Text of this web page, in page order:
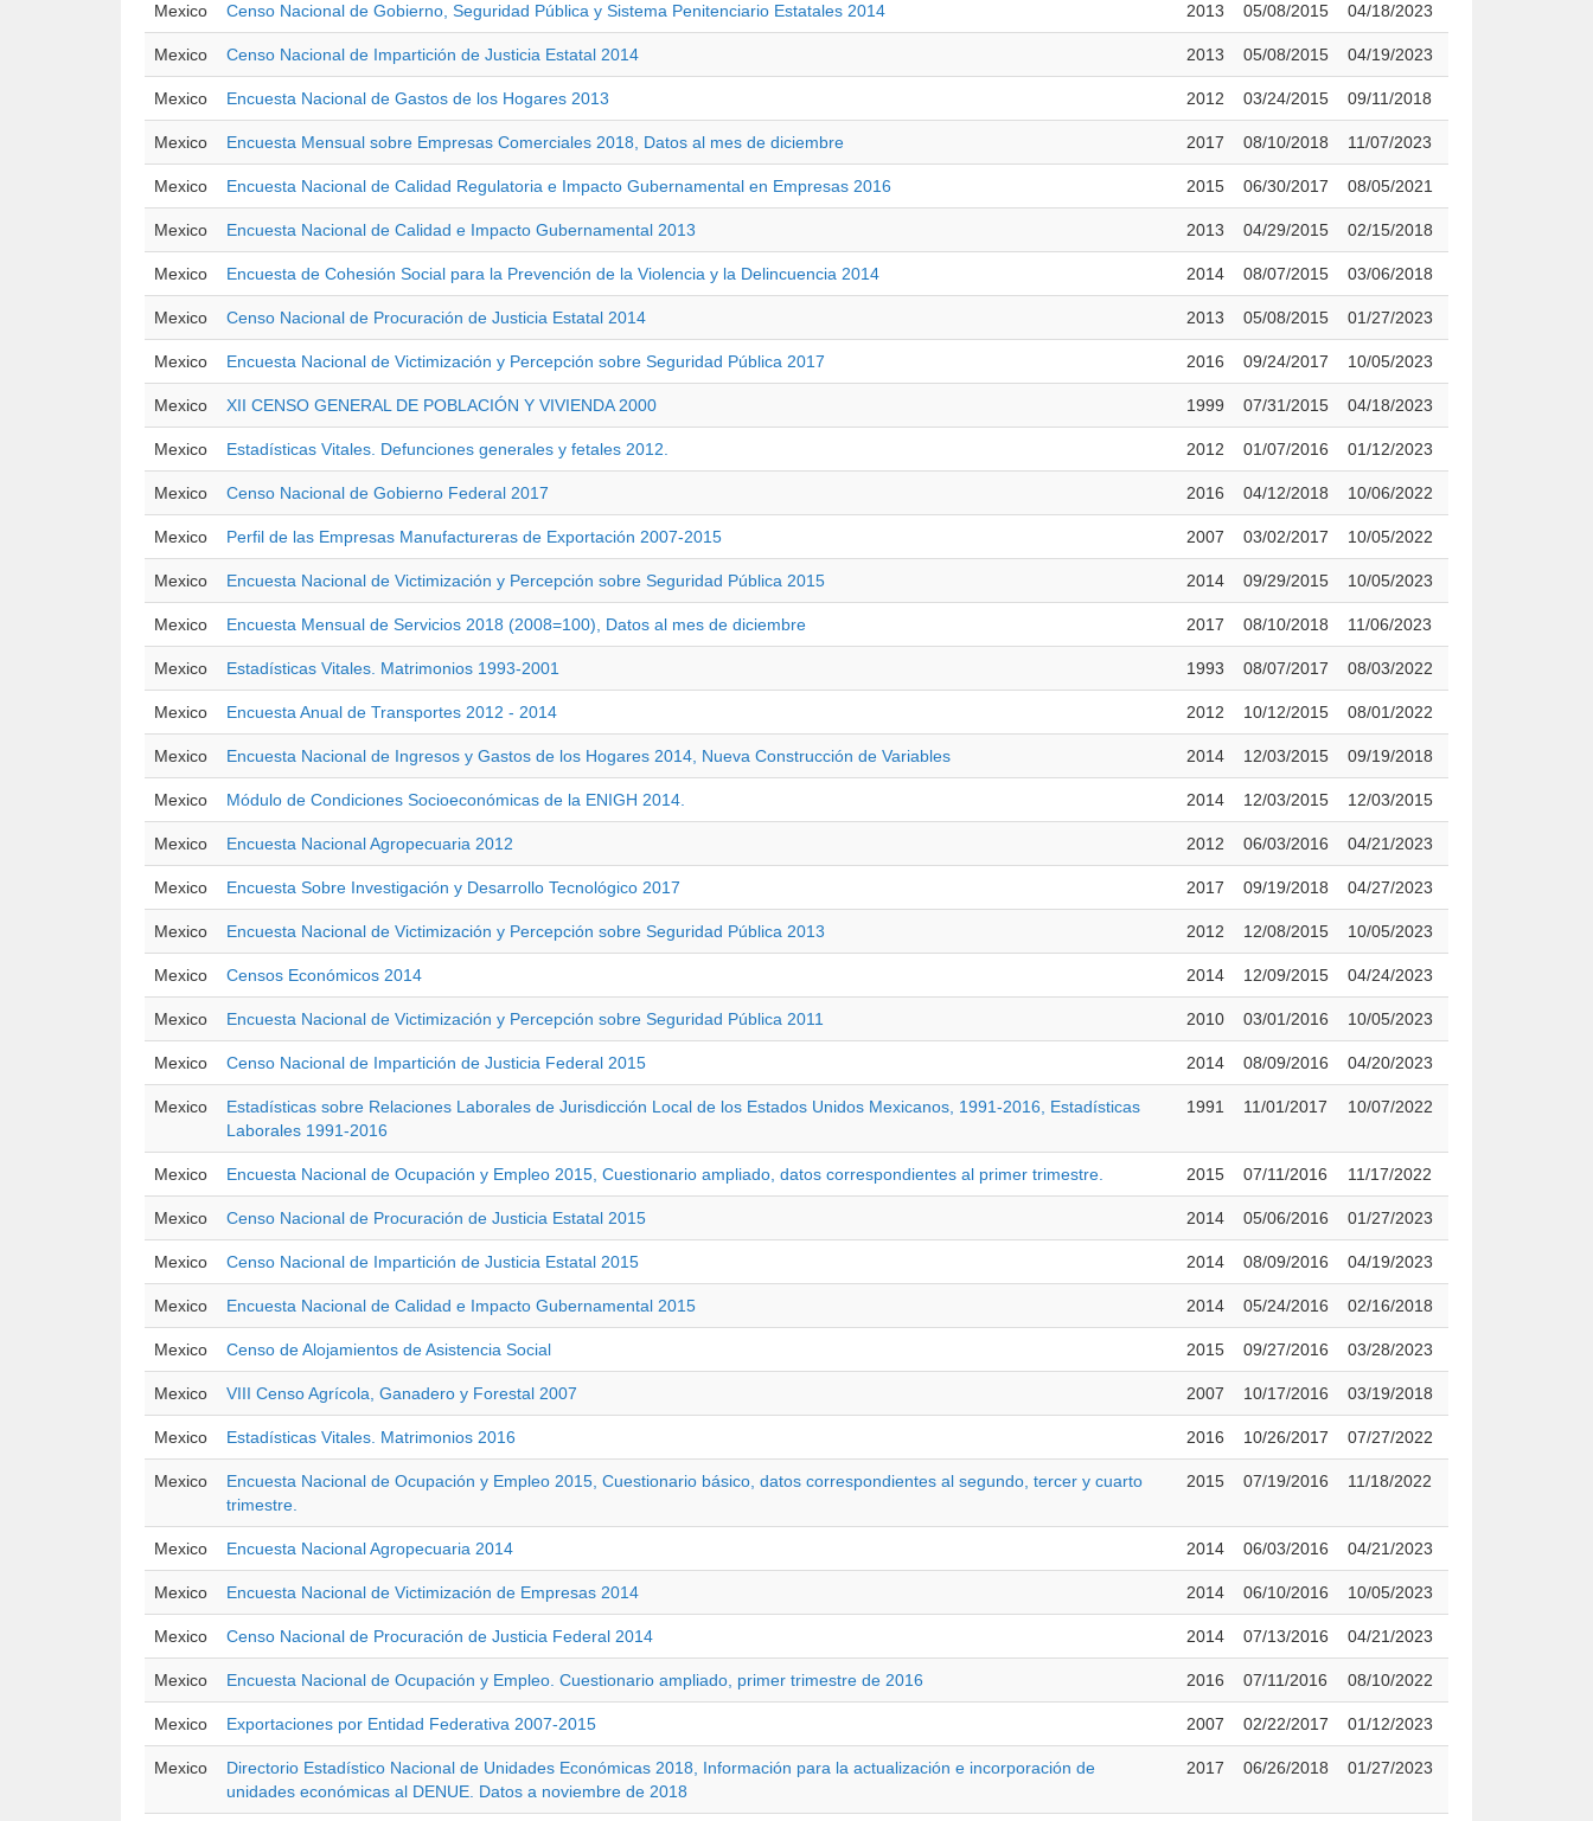
Mexico Censo Nacional de Gobierno, Seguridad Pública y Sistema Penitenciario Estatales 2014 2013 05/08/2015 04/18/2023
Mexico Censo Nacional de Impartición de Justicia Estatal 2014 2013 05/08/2015 04/19/2023
Mexico Encuesta Nacional de Gastos de los Hogares 2013 2012 03/24/2015 09/11/2018
Mexico Encuesta Mensual sobre Empresas Comerciales 2018, Datos al mes de diciembre 2017 08/10/2018 11/07/2023
Mexico Encuesta Nacional de Calidad Regulatoria e Impacto Gubernamental en Empresas 2016 2015 06/30/2017 08/05/2021
Mexico Encuesta Nacional de Calidad e Impacto Gubernamental 2013 2013 04/29/2015 02/15/2018
Mexico Encuesta de Cohesión Social para la Prevención de la Violencia y la Delincuencia 2014 2014 08/07/2015 03/06/2018
Mexico Censo Nacional de Procuración de Justicia Estatal 2014 2013 05/08/2015 01/27/2023
Mexico Encuesta Nacional de Victimización y Percepción sobre Seguridad Pública 2017 2016 09/24/2017 10/05/2023
Mexico XII CENSO GENERAL DE POBLACIÓN Y VIVIENDA 2000 1999 07/31/2015 04/18/2023
Mexico Estadísticas Vitales. Defunciones generales y fetales 2012. 2012 01/07/2016 01/12/2023
Mexico Censo Nacional de Gobierno Federal 2017 2016 04/12/2018 10/06/2022
Mexico Perfil de las Empresas Manufactureras de Exportación 2007-2015 2007 03/02/2017 10/05/2022
Mexico Encuesta Nacional de Victimización y Percepción sobre Seguridad Pública 2015 2014 09/29/2015 10/05/2023
Mexico Encuesta Mensual de Servicios 2018 (2008=100), Datos al mes de diciembre 2017 08/10/2018 11/06/2023
Mexico Estadísticas Vitales. Matrimonios 1993-2001 1993 08/07/2017 08/03/2022
Mexico Encuesta Anual de Transportes 2012 - 2014 2012 10/12/2015 08/01/2022
Mexico Encuesta Nacional de Ingresos y Gastos de los Hogares 2014, Nueva Construcción de Variables 2014 12/03/2015 09/19/2018
Mexico Módulo de Condiciones Socioeconómicas de la ENIGH 2014. 2014 12/03/2015 12/03/2015
Mexico Encuesta Nacional Agropecuaria 2012 2012 06/03/2016 04/21/2023
Mexico Encuesta Sobre Investigación y Desarrollo Tecnológico 2017 2017 09/19/2018 04/27/2023
Mexico Encuesta Nacional de Victimización y Percepción sobre Seguridad Pública 2013 2012 12/08/2015 10/05/2023
Mexico Censos Económicos 2014 2014 12/09/2015 04/24/2023
Mexico Encuesta Nacional de Victimización y Percepción sobre Seguridad Pública 2011 2010 03/01/2016 10/05/2023
Mexico Censo Nacional de Impartición de Justicia Federal 2015 2014 08/09/2016 04/20/2023
Mexico
Estadísticas sobre Relaciones Laborales de Jurisdicción Local de los Estados Unidos Mexicanos, 1991-2016, Estadísticas
Laborales 1991-2016
1991 11/01/2017 10/07/2022
Mexico Encuesta Nacional de Ocupación y Empleo 2015, Cuestionario ampliado, datos correspondientes al primer trimestre. 2015 07/11/2016 11/17/2022
Mexico Censo Nacional de Procuración de Justicia Estatal 2015 2014 05/06/2016 01/27/2023
Mexico Censo Nacional de Impartición de Justicia Estatal 2015 2014 08/09/2016 04/19/2023
Mexico Encuesta Nacional de Calidad e Impacto Gubernamental 2015 2014 05/24/2016 02/16/2018
Mexico Censo de Alojamientos de Asistencia Social 2015 09/27/2016 03/28/2023
Mexico VIII Censo Agrícola, Ganadero y Forestal 2007 2007 10/17/2016 03/19/2018
Mexico Estadísticas Vitales. Matrimonios 2016 2016 10/26/2017 07/27/2022
Mexico
Encuesta Nacional de Ocupación y Empleo 2015, Cuestionario básico, datos correspondientes al segundo, tercer y cuarto
trimestre.
2015 07/19/2016 11/18/2022
Mexico Encuesta Nacional Agropecuaria 2014 2014 06/03/2016 04/21/2023
Mexico Encuesta Nacional de Victimización de Empresas 2014 2014 06/10/2016 10/05/2023
Mexico Censo Nacional de Procuración de Justicia Federal 2014 2014 07/13/2016 04/21/2023
Mexico Encuesta Nacional de Ocupación y Empleo. Cuestionario ampliado, primer trimestre de 2016 2016 07/11/2016 08/10/2022
Mexico Exportaciones por Entidad Federativa 2007-2015 2007 02/22/2017 01/12/2023
Mexico
Directorio Estadístico Nacional de Unidades Económicas 2018, Información para la actualización e incorporación de
unidades económicas al DENUE. Datos a noviembre de 2018
2017 06/26/2018 01/27/2023